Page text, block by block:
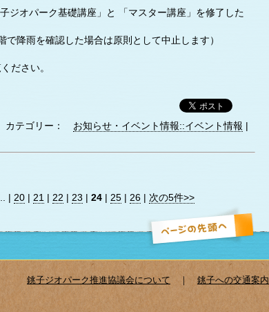
ジオパーク基礎講座」と 「マスター講座」を修了した
で降雨を確認した場合は原則として中止します）
ださい。
カテゴリー： お知らせ・イベント情報::イベント情報 |
| 20 | 21 | 22 | 23 | 24 | 25 | 26 | 次の5件>>
銚子ジオパーク推進協議会について ｜ 銚子への交通案内